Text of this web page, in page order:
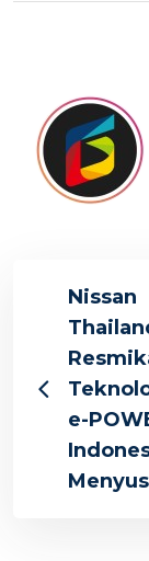
Nissan
e-